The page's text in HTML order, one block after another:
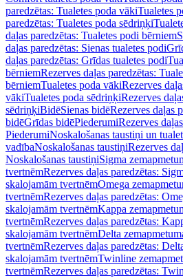
paredzētas: Tualetes poda vākiTualetes
paredzētas: Tualetes poda sēdriņķi
daļas paredzētas: Tualetes podi bērniem
daļas paredzētas: Sienas tualetes podi
daļas paredzētas: Grīdas tualetes podi
bērniemRezerves daļas paredzētas:
bērniemTualetes poda vākiRezerves
vākiTualetes poda sēdriņķiRezerves
sēdriņķiBidēSienas bidēRezerves daļas
bidēGrīdas bidēPiederumiRezerves
PiederumiNoskalošanas taustiņi un
vadībaNoskalošanas taustiņiRezerves
Noskalošanas taustiņiSigma
tvertnēmRezerves daļas paredzētas:
skalojamām tvertnēmOmega
tvertnēmRezerves daļas paredzētas:
skalojamām tvertnēmKappa
tvertnēmRezerves daļas paredzētas:
skalojamām tvertnēmDelta
tvertnēmRezerves daļas paredzētas:
skalojamām tvertnēmTwinline
tvertnēmRezerves daļas paredzētas: